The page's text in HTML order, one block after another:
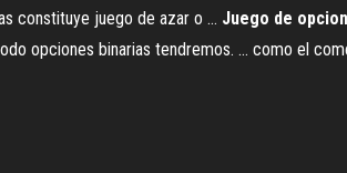
constituye juego de azar o ... Juego de
opciones binarias tendremos. ... como el